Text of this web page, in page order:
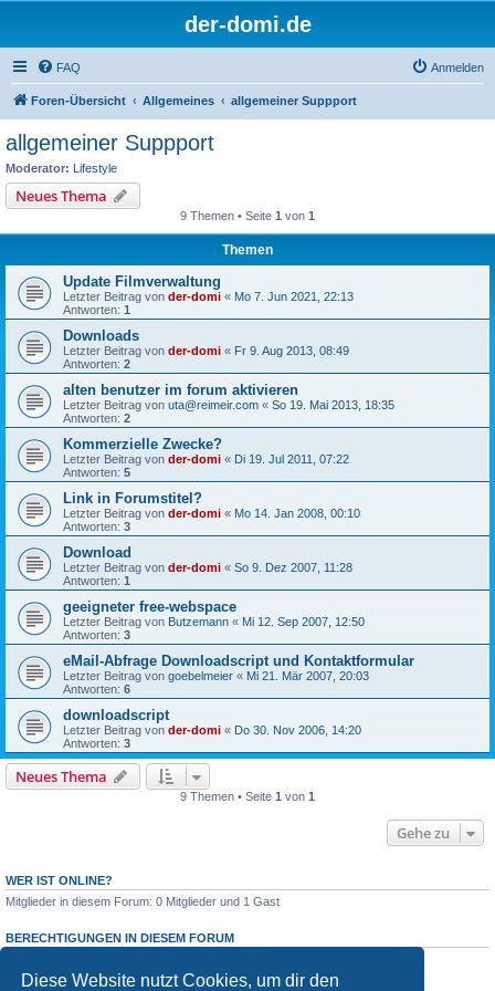
Diese Website nutzt Cookies, um dir den
der-domi.de
FAQ Anmelden
Foren-Übersicht Allgemeines allgemeiner Suppport
allgemeiner Suppport
Moderator: Lifestyle
Neues Thema
9 Themen • Seite 1 von 1
Themen
Update Filmverwaltung
Letzter Beitrag von der-domi « Mo 7. Jun 2021, 22:13
Antworten: 1
Downloads
Letzter Beitrag von der-domi « Fr 9. Aug 2013, 08:49
Antworten: 2
alten benutzer im forum aktivieren
Letzter Beitrag von uta@reimeir.com « So 19. Mai 2013, 18:35
Antworten: 2
Kommerzielle Zwecke?
Letzter Beitrag von der-domi « Di 19. Jul 2011, 07:22
Antworten: 5
Link in Forumstitel?
Letzter Beitrag von der-domi « Mo 14. Jan 2008, 00:10
Antworten: 3
Download
Letzter Beitrag von der-domi « So 9. Dez 2007, 11:28
Antworten: 1
geeigneter free-webspace
Letzter Beitrag von Butzemann « Mi 12. Sep 2007, 12:50
Antworten: 3
eMail-Abfrage Downloadscript und Kontaktformular
Letzter Beitrag von goebelmeier « Mi 21. Mär 2007, 20:03
Antworten: 6
downloadscript
Letzter Beitrag von der-domi « Do 30. Nov 2006, 14:20
Antworten: 3
Neues Thema
9 Themen • Seite 1 von 1
Gehe zu
WER IST ONLINE?
Mitglieder in diesem Forum: 0 Mitglieder und 1 Gast
BERECHTIGUNGEN IN DIESEM FORUM
Du darfst keineAntworten zu Themen in diesem Forum erstellen.